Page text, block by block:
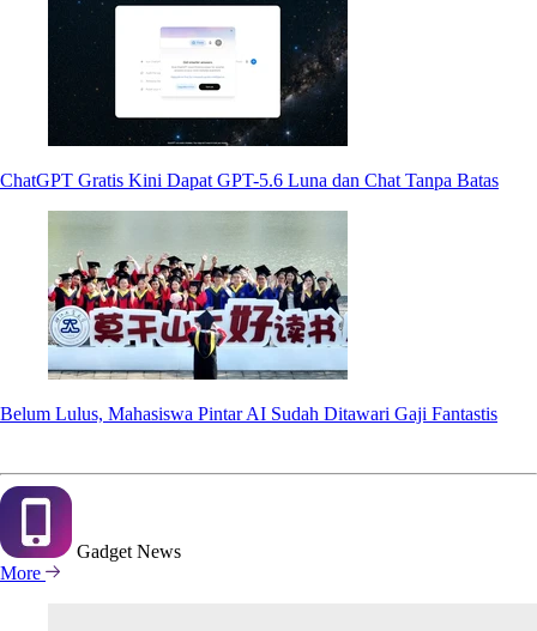
ChatGPT Gratis Kini Dapat GPT-5.6 Luna dan Chat Tanpa Batas
Belum Lulus, Mahasiswa Pintar AI Sudah Ditawari Gaji Fantastis
Gadget News
More